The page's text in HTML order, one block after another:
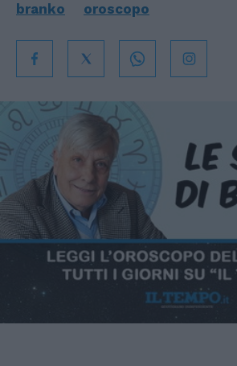
branko oroscopo